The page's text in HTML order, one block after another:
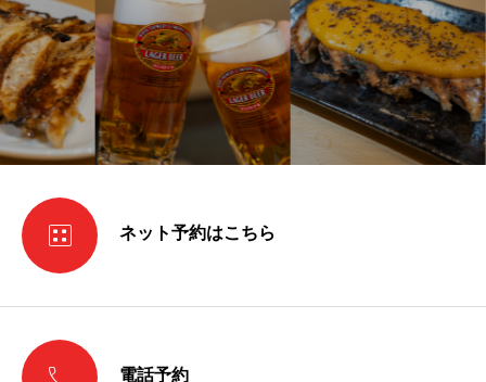
 ネット予約はこちら
電話予約